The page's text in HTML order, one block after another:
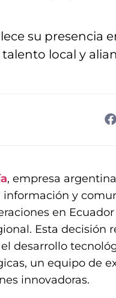
su presencia
local y
, empresa
y
en
Esta decisión
desarrollo
un equipo de
innovadoras.